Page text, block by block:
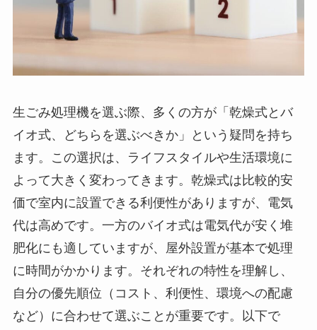
生ごみ処理機を選ぶ際、多くの方が「乾燥式とバ
イオ式、どちらを選ぶべきか」という疑問を持ち
ます。この選択は、ライフスタイルや生活環境に
よって大きく変わってきます。乾燥式は比較的安
価で室内に設置できる利便性がありますが、電気
代は高めです。一方のバイオ式は電気代が安く堆
肥化にも適していますが、屋外設置が基本で処理
に時間がかかります。それぞれの特性を理解し、
自分の優先順位（コスト、利便性、環境への配慮
など）に合わせて選ぶことが重要です。以下で